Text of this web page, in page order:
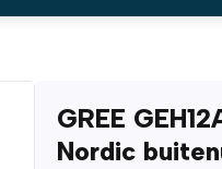
GREE
Nordic